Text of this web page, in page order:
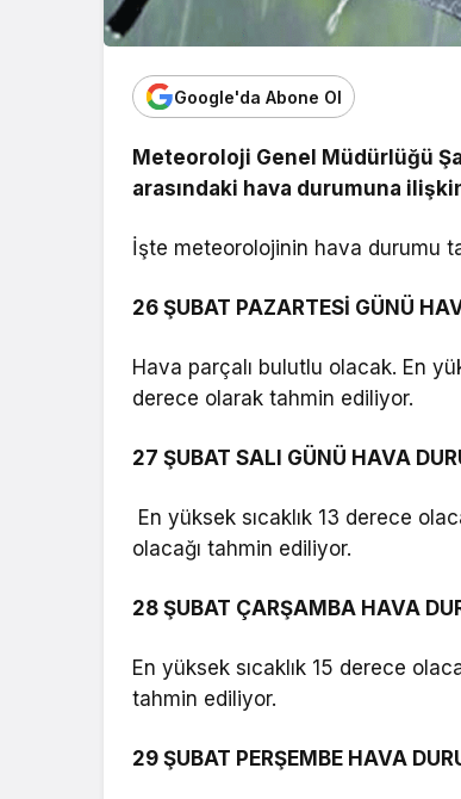
Google'da Abone Ol
Meteoroloji Genel Müdürlüğü
arasındaki hava durumuna
İşte meteorolojinin hava durumu
26 ŞUBAT PAZARTESİ GÜNÜ
Hava parçalı bulutlu olacak. En
derece olarak tahmin ediliyor.
27 ŞUBAT SALI GÜNÜ HAVA
En yüksek sıcaklık 13 derece
olacağı tahmin ediliyor.
28 ŞUBAT ÇARŞAMBA HAVA
En yüksek sıcaklık 15 derece
tahmin ediliyor.
29 ŞUBAT PERŞEMBE HAVA